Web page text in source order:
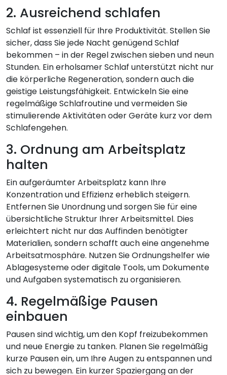
2. Ausreichend schlafen
Schlaf ist essenziell für Ihre Produktivität. Stellen Sie
sicher, dass Sie jede Nacht genügend Schlaf
bekommen – in der Regel zwischen sieben und neun
Stunden. Ein erholsamer Schlaf unterstützt nicht nur
die körperliche Regeneration, sondern auch die
geistige Leistungsfähigkeit. Entwickeln Sie eine
regelmäßige Schlafroutine und vermeiden Sie
stimulierende Aktivitäten oder Geräte kurz vor dem
Schlafengehen.
3. Ordnung am Arbeitsplatz
halten
Ein aufgeräumter Arbeitsplatz kann Ihre
Konzentration und Effizienz erheblich steigern.
Entfernen Sie Unordnung und sorgen Sie für eine
übersichtliche Struktur Ihrer Arbeitsmittel. Dies
erleichtert nicht nur das Auffinden benötigter
Materialien, sondern schafft auch eine angenehme
Arbeitsatmosphäre. Nutzen Sie Ordnungshelfer wie
Ablagesysteme oder digitale Tools, um Dokumente
und Aufgaben systematisch zu organisieren.
4. Regelmäßige Pausen
einbauen
Pausen sind wichtig, um den Kopf freizubekommen
und neue Energie zu tanken. Planen Sie regelmäßig
kurze Pausen ein, um Ihre Augen zu entspannen und
sich zu bewegen. Ein kurzer Spaziergang an der